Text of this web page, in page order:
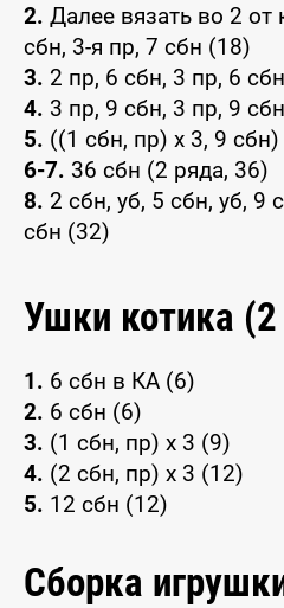
2. Далее вязать во 2
сбн, 3-я пр, 7 сбн (18)
3. 2 пр, 6 сбн, 3 пр, 6
4. 3 пр, 9 сбн, 3 пр, 9
5. ((1 сбн, пр) x 3, 9
6-7. 36 сбн (2 ряда, 36)
8. 2 сбн, уб, 5 сбн, уб, 9
сбн (32)
Ушки котика
1. 6 сбн в КА (6)
2. 6 сбн (6)
3. (1 сбн, пр) x 3 (9)
4. (2 сбн, пр) x 3 (12)
5. 12 сбн (12)
Сборка